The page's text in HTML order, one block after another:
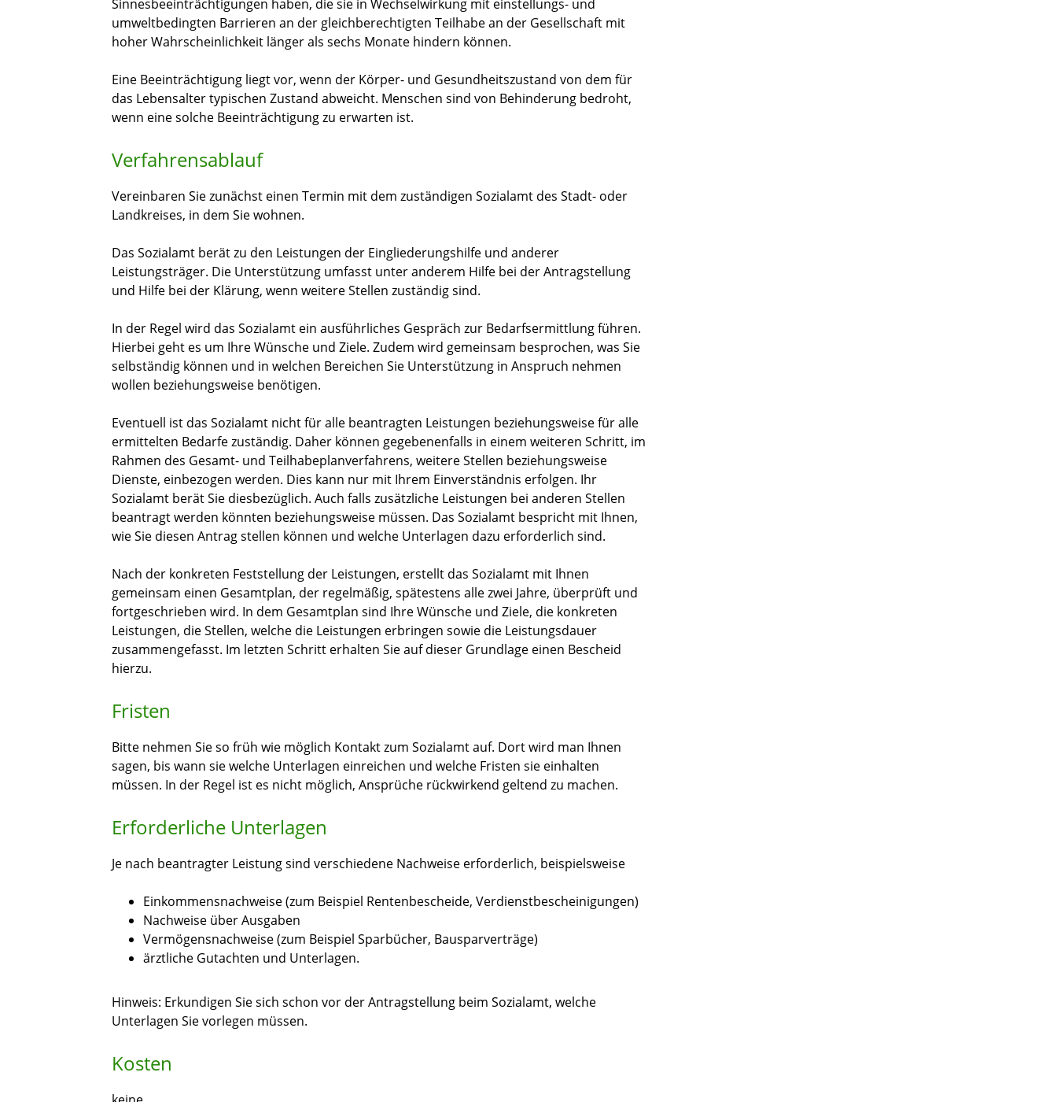
Sinnesbeeinträchtigungen haben, die sie in Wechselwirkung mit einstellungs- und
umweltbedingten Barrieren an der gleichberechtigten Teilhabe an der Gesellschaft mit
hoher Wahrscheinlichkeit länger als sechs Monate hindern können.
Eine Beeinträchtigung liegt vor, wenn der Körper- und Gesundheitszustand von dem für
das Lebensalter typischen Zustand abweicht. Menschen sind von Behinderung bedroht,
wenn eine solche Beeinträchtigung zu erwarten ist.
Verfahrensablauf
Vereinbaren Sie zunächst einen Termin mit dem zuständigen Sozialamt des Stadt- oder
Landkreises, in dem Sie wohnen.
Das Sozialamt berät zu den Leistungen der Eingliederungshilfe und anderer
Leistungsträger. Die Unterstützung umfasst unter anderem Hilfe bei der Antragstellung
und Hilfe bei der Klärung, wenn weitere Stellen zuständig sind.
In der Regel wird das Sozialamt ein ausführliches Gespräch zur Bedarfsermittlung führen.
Hierbei geht es um Ihre Wünsche und Ziele. Zudem wird gemeinsam besprochen, was Sie
selbständig können und in welchen Bereichen Sie Unterstützung in Anspruch nehmen
wollen beziehungsweise benötigen.
Eventuell ist das Sozialamt nicht für alle beantragten Leistungen beziehungsweise für alle
ermittelten Bedarfe zuständig. Daher können gegebenenfalls in einem weiteren Schritt, im
Rahmen des Gesamt- und Teilhabeplanverfahrens, weitere Stellen beziehungsweise
Dienste, einbezogen werden. Dies kann nur mit Ihrem Einverständnis erfolgen. Ihr
Sozialamt berät Sie diesbezüglich. Auch falls zusätzliche Leistungen bei anderen Stellen
beantragt werden könnten beziehungsweise müssen. Das Sozialamt bespricht mit Ihnen,
wie Sie diesen Antrag stellen können und welche Unterlagen dazu erforderlich sind.
Nach der konkreten Feststellung der Leistungen, erstellt das Sozialamt mit Ihnen
gemeinsam einen Gesamtplan, der regelmäßig, spätestens alle zwei Jahre, überprüft und
fortgeschrieben wird. In dem Gesamtplan sind Ihre Wünsche und Ziele, die konkreten
Leistungen, die Stellen, welche die Leistungen erbringen sowie die Leistungsdauer
zusammengefasst. Im letzten Schritt erhalten Sie auf dieser Grundlage einen Bescheid
hierzu.
Fristen
Bitte nehmen Sie so früh wie möglich Kontakt zum Sozialamt auf. Dort wird man Ihnen
sagen, bis wann sie welche Unterlagen einreichen und welche Fristen sie einhalten
müssen. In der Regel ist es nicht möglich, Ansprüche rückwirkend geltend zu machen.
Erforderliche Unterlagen
Je nach beantragter Leistung sind verschiedene Nachweise erforderlich, beispielsweise
Einkommensnachweise (zum Beispiel Rentenbescheide, Verdienstbescheinigungen)
Nachweise über Ausgaben
Vermögensnachweise (zum Beispiel Sparbücher, Bausparverträge)
ärztliche Gutachten und Unterlagen.
Hinweis: Erkundigen Sie sich schon vor der Antragstellung beim Sozialamt, welche
Unterlagen Sie vorlegen müssen.
Kosten